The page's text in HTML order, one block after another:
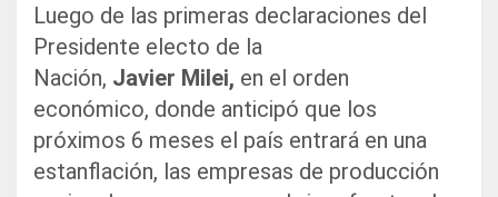
Luego de las primeras declaraciones del
Presidente electo de la
Nación, Javier Milei, en el orden
económico, donde anticipó que los
próximos 6 meses el país entrará en una
estanflación, las empresas de producción